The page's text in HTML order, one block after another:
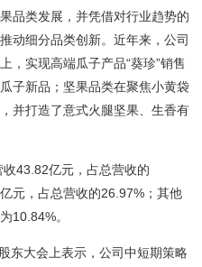
品类发展，并凭借对行业趋势的
动细分品类创新。近年来，公司
，实现高端瓜子产品“葵珍”销售
子新品；坚果品类在聚焦小黄袋
并打造了意式火腿坚果、生香有
43.82亿元，占总营收的
元，占总营收的26.97%；其他
10.84%。
东大会上表示，公司中短期策略